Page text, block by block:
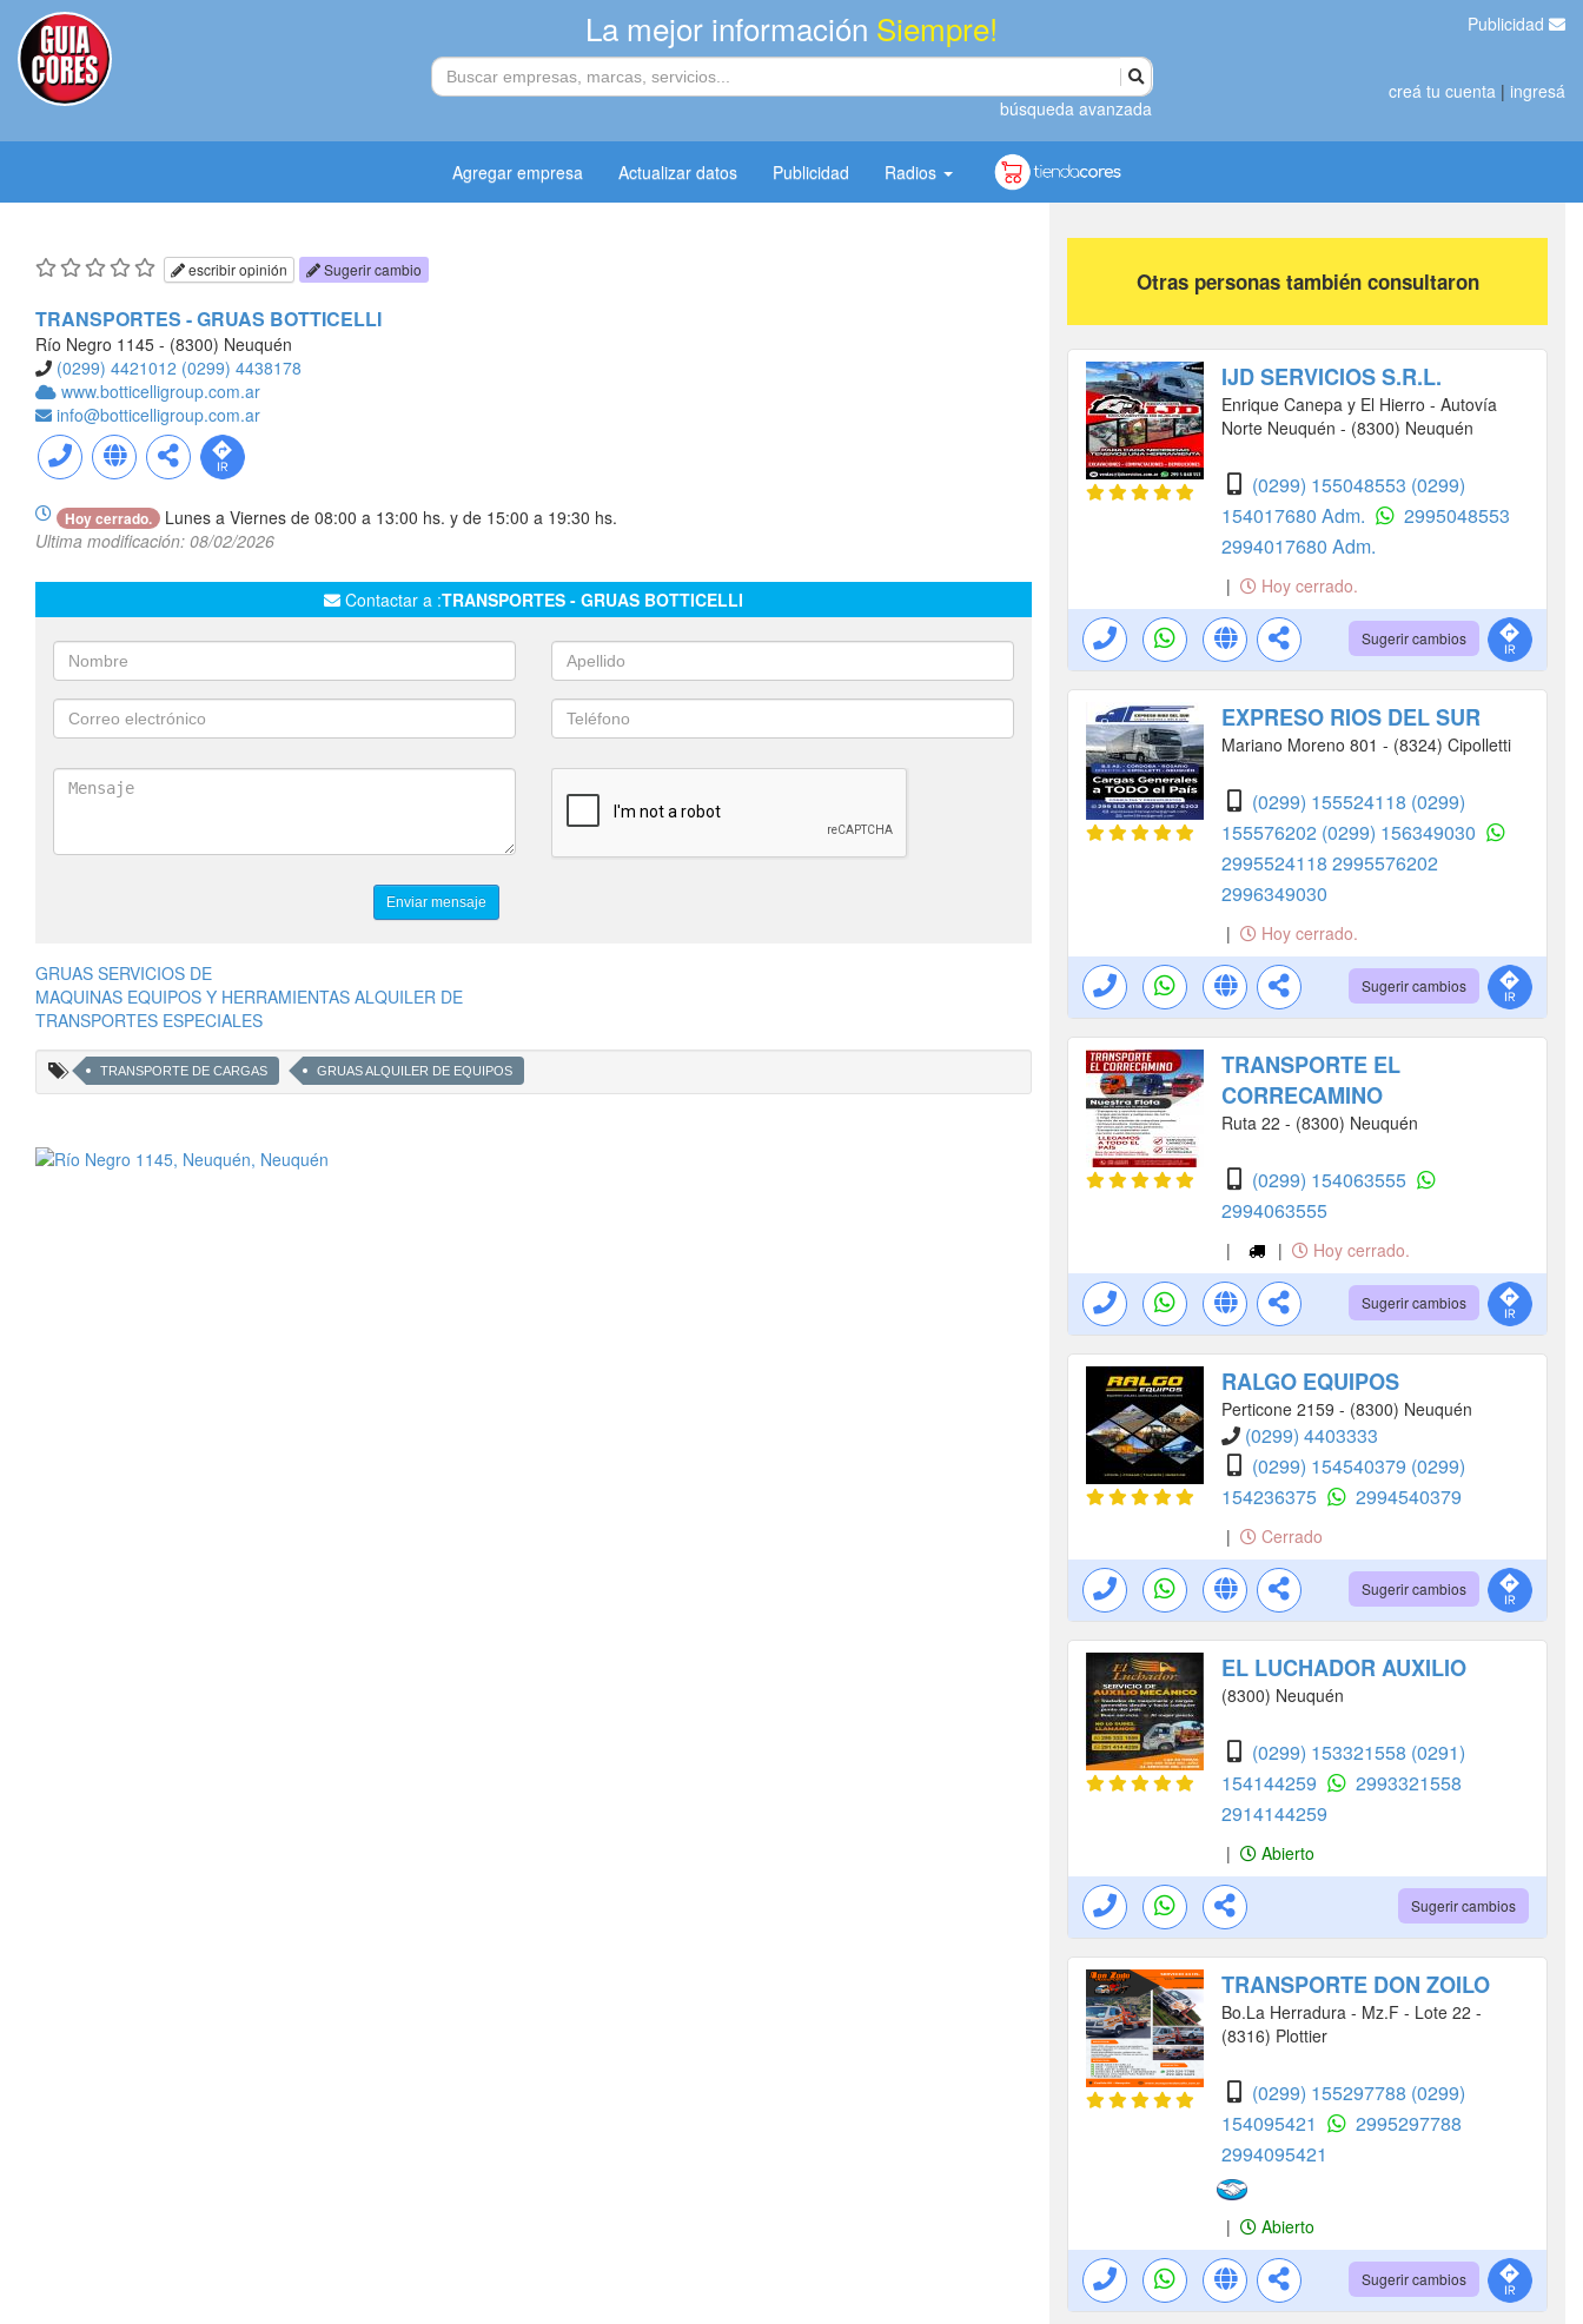
La mejor información Siempre!
búsqueda avanzada
Publicidad
creá tu cuenta | ingresá
Agregar empresa Actualizar datos Publicidad Radios
escribir opinión Sugerir cambio
TRANSPORTES - GRUAS BOTTICELLI
Río Negro 1145 - (8300) Neuquén
(0299) 4421012 (0299) 4438178
www.botticelligroup.com.ar
info@botticelligroup.com.ar
Hoy cerrado.
Lunes a Viernes de 08:00 a 13:00 hs. y de 15:00 a 19:30 hs.
Ultima modificación: 08/02/2026
Contactar a :TRANSPORTES - GRUAS BOTTICELLI
GRUAS SERVICIOS DE
MAQUINAS EQUIPOS Y HERRAMIENTAS ALQUILER DE
TRANSPORTES ESPECIALES
TRANSPORTE DE CARGAS GRUAS ALQUILER DE EQUIPOS
Otras personas también consultaron
IJD SERVICIOS S.R.L.
Enrique Canepa y El Hierro - Autovía
Norte Neuquén - (8300) Neuquén
(0299) 155048553 (0299)
154017680 Adm.
2995048553
2994017680 Adm.
| Hoy cerrado.
Sugerir cambios
EXPRESO RIOS DEL SUR
Mariano Moreno 801 - (8324) Cipolletti
(0299) 155524118 (0299)
155576202 (0299) 156349030
2995524118 2995576202
2996349030
| Hoy cerrado.
Sugerir cambios
TRANSPORTE EL
CORRECAMINO
Ruta 22 - (8300) Neuquén
(0299) 154063555
2994063555
| | Hoy cerrado.
Sugerir cambios
RALGO EQUIPOS
Perticone 2159 - (8300) Neuquén
(0299) 4403333
(0299) 154540379 (0299)
154236375
2994540379
| Cerrado
Sugerir cambios
EL LUCHADOR AUXILIO
(8300) Neuquén
(0299) 153321558 (0291)
154144259
2993321558
2914144259
| Abierto
Sugerir cambios
TRANSPORTE DON ZOILO
Bo.La Herradura - Mz.F - Lote 22 -
(8316) Plottier
(0299) 155297788 (0299)
154095421
2995297788
2994095421
| Abierto
Sugerir cambios